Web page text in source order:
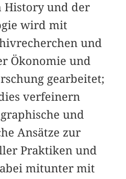
History und der
wird mit
und
Ökonomie und
gearbeitet;
verfeinern
und
Ansätze zur
Praktiken und
mitunter mit